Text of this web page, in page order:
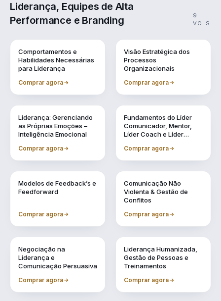
Liderança, Equipes de Alta
Performance e Branding
9
VOLS
Comportamentos e
Habilidades Necessárias
para Liderança
Comprar agora
Visão Estratégica dos
Processos
Organizacionais
Comprar agora
Liderança: Gerenciando
as Próprias Emoções –
Inteligência Emocional
Comprar agora
Fundamentos do Líder
Comunicador, Mentor,
Líder Coach e Líder
Comprar agora
Modelos de Feedback’s e
Feedforward
Comprar agora
Comunicação Não
Violenta & Gestão de
Conflitos
Comprar agora
Negociação na
Liderança e
Comunicação Persuasiva
Comprar agora
Liderança Humanizada,
Gestão de Pessoas e
Treinamentos
Comprar agora